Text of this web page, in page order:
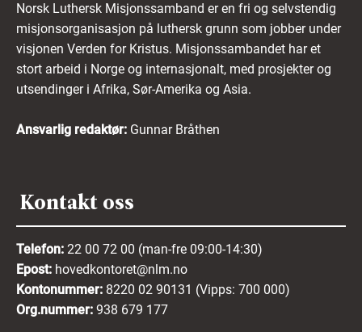
Norsk Luthersk Misjonssamband er en fri og selvstendig
misjonsorganisasjon på luthersk grunn som jobber under
visjonen Verden for Kristus. Misjonssambandet har et
stort arbeid i Norge og internasjonalt, med prosjekter og
utsendinger i Afrika, Sør-Amerika og Asia.
Ansvarlig redaktør: Gunnar Bråthen
Kontakt oss
Telefon: 22 00 72 00 (man-fre 09:00-14:30)
Epost: hovedkontoret@nlm.no
Kontonummer: 8220 02 90131 (Vipps: 700 000)
Org.nummer: 938 679 177